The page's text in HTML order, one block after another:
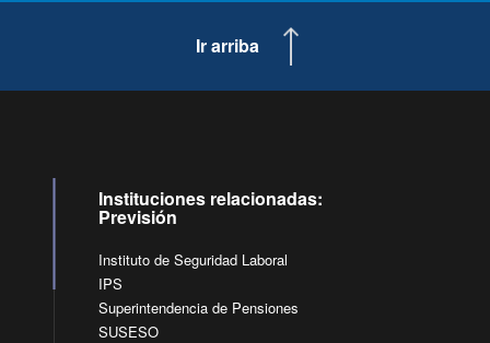
Ir arriba
Instituciones relacionadas:
Previsión
Instituto de Seguridad Laboral
IPS
Superintendencia de Pensiones
SUSESO